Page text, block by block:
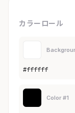
カラーロール
#ffffff
Color #1